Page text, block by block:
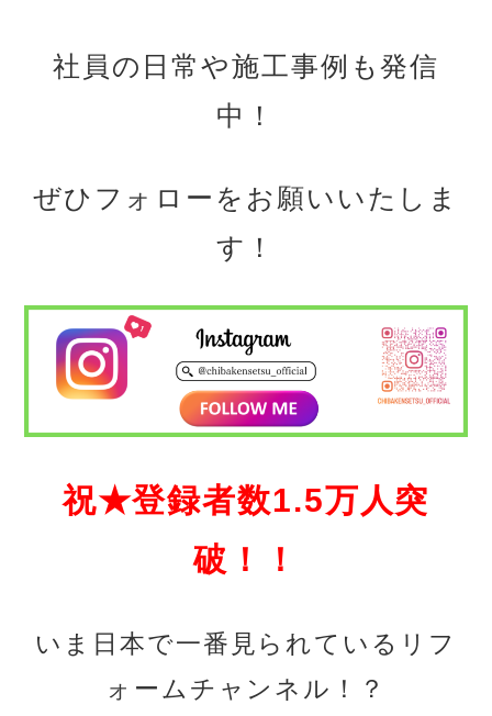
社員の日常や施工事例も発信
中！
ぜひフォローをお願いいたしま
す！
祝★登録者数1.5万人突
破！！
いま日本で一番見られているリフ
ォームチャンネル！？